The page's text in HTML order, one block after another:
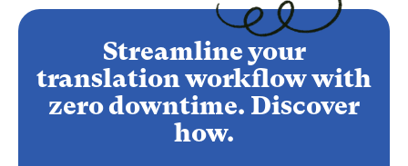
Streamline your
translation workflow with
zero downtime. Discover
how.